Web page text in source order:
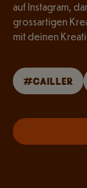
auf Instagram,
grossartigen
mit deinen
#CAILLER